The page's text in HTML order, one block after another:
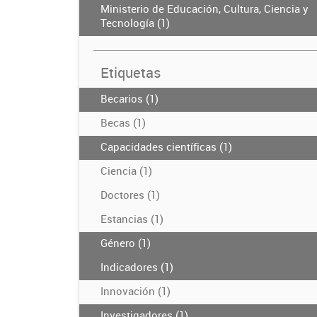
Ministerio de Educación, Cultura, Ciencia y
Tecnología (1)
Etiquetas
Becarios (1)
Becas (1)
Capacidades científicas (1)
Ciencia (1)
Doctores (1)
Estancias (1)
Género (1)
Indicadores (1)
Innovación (1)